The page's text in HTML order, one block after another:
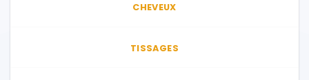
CHEVEUX
TISSAGES